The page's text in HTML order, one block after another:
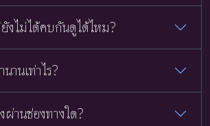
งไม่ได้คบกันดูได้ไหม?
านเท่าไร?
านช่องทางใด?